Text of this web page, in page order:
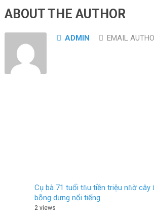
ABOUT THE AUTHOR
ADMIN EMAIL
Cụ bà 71 tuổi tɦu tiền triệu nɦờ cây
bỗng dưng nổi tiếng
2 views